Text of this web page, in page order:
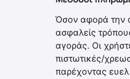
Όσον αφορά την
ασφαλείς
αγοράς. Οι
πιστωτικές/
παρέχοντας